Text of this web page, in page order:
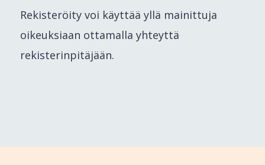
Rekisteröity voi käyttää yllä mainittuja
oikeuksiaan ottamalla yhteyttä
rekisterinpitäjään.